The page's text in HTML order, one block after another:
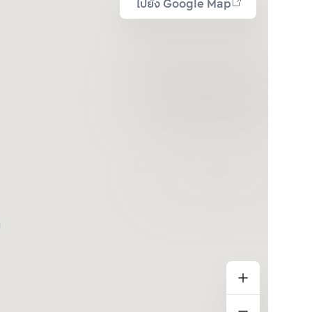
ไปยัง Google Map